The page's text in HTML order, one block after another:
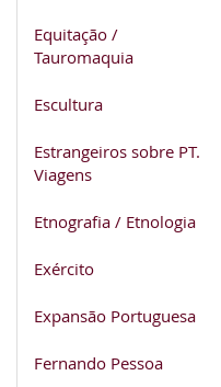
Equitação /
Tauromaquia
Escultura
Estrangeiros sobre PT.
Viagens
Etnografia / Etnologia
Exército
Expansão Portuguesa
Fernando Pessoa